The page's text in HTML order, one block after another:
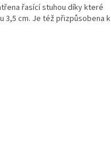
řasící stuhou díky které
3,5 cm. Je též přizpůsobena k